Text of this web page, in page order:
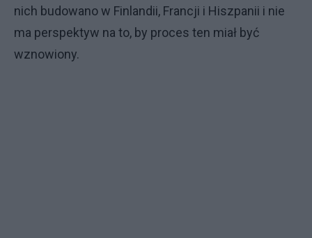
nich budowano w Finlandii, Francji i Hiszpanii i nie
ma perspektyw na to, by proces ten miał być
wznowiony.